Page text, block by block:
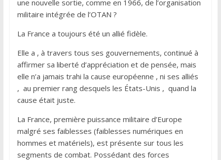
une nouvelle sortie, comme en 1966, de l’organisation
militaire intégrée de l’OTAN ?
La France a toujours été un allié fidèle.
Elle a , à travers tous ses gouvernements, continué à
affirmer sa liberté d’appréciation et de pensée, mais
elle n’a jamais trahi la cause européenne , ni ses alliés
, au premier rang desquels les États-Unis , quand la
cause était juste.
La France, première puissance militaire d’Europe
malgré ses faiblesses (faiblesses numériques en
hommes et matériels), est présente sur tous les
segments de combat. Possédant des forces